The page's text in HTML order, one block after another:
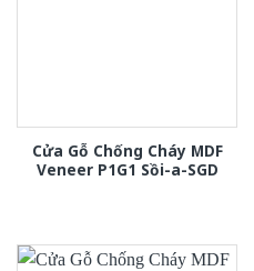
Cửa Gỗ Chống Cháy MDF
Veneer P1G1 Sồi-a-SGD